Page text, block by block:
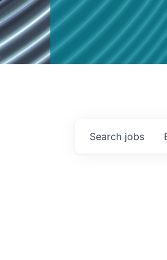
Search jobs